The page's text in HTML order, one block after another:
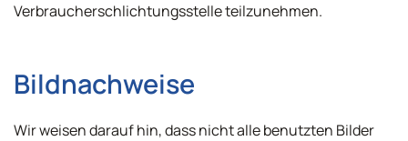
Verbraucherschlichtungsstelle teilzunehmen.
Bildnachweise
Wir weisen darauf hin, dass nicht alle benutzten Bilder